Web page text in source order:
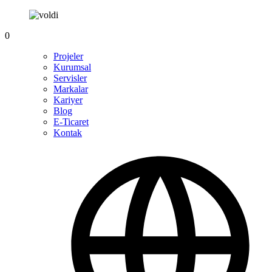
0
Projeler
Kurumsal
Servisler
Markalar
Kariyer
Blog
E-Ticaret
Kontak